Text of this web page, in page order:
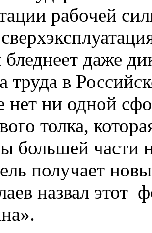
рабочей
бледнеет даже
труда в
нет ни одной
толка,
большей части
получает
назвал этот